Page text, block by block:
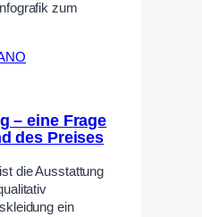
zum
– eine Frage
des Preises
die Ausstattung
ein